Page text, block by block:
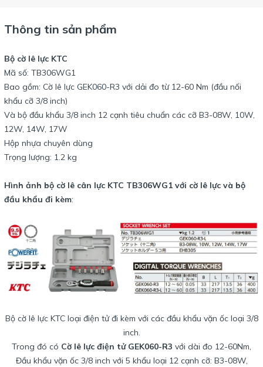
Thông tin sản phẩm
Bộ cờ lê lực KTC
Mã số: TB306WG1
Bao gồm: Cờ lê lực GEK060-R3 với dải đo từ 12-60 Nm (đầu nối
khẩu cỡ 3/8 inch)
Và bộ đầu khẩu 3/8 inch 12 cạnh tiêu chuẩn các cỡ B3-08W, 10W,
12W, 14W, 17W
Hộp nhựa chuyên dùng
Trọng lượng: 1.2 kg
Hình ảnh bộ cờ lê cân lực KTC TB306WG1 với cờ lê lực và bộ
đầu khẩu đi kèm:
Bộ cờ lê lực KTC loại điện tử đi kèm với các đầu khẩu vặn ốc loại 3/8
inch.
Trong đó có Cờ lê lực điện tử GEK060-R3 với dài đo 12-60Nm,
Đầu khẩu vặn ốc 3/8 inch với 5 khẩu loại 12 cạnh cỡ: B3-08W,